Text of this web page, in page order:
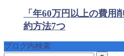
「年60万円以上の費用
約方法7つ
ブログ内検索